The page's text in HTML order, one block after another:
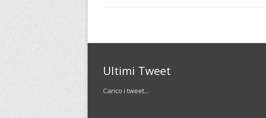
Ultimi Tweet
Carico i tweet...